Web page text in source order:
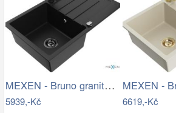
MEXEN - Bruno granitový dřez 1 s…
5939,-Kč 6619,-Kč